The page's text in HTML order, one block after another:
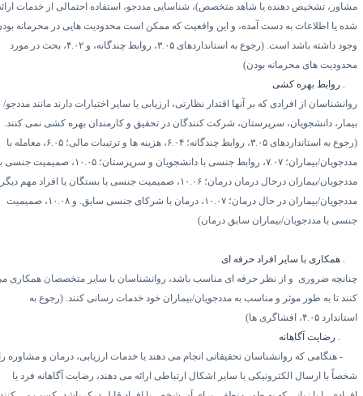
تشخیص دهنده یا شاهد متخصص)، شناسایی مددجو، استفاده احتمالی از خدمات ارائه
یا اطلاعات به دست آمده، و این واقعیت که ممکن است محدودیت هایی در محرمانه بودن
داشته باشد است. (رجوع به استانداردهای۳.۰۵، روابط چندگانه، و ۴.۰۲، بحث در مورد
های محرمانه بودن)
روابط بهره کشی
از افرادی که بر آنها اقتدار نظارتی، ارزیابی یا سایر اختیارات دارند مانند مددجو/
دانشجویان، سرپرستان، شرکت کنندگان در تحقیق و کارمندان بهره کشی نمی کنند.
به استانداردهای۳.۰۵، روابط چندگانه؛۶.۰۴، هزینه ها و ترتیبات مالی؛ ۶.۰۵، معامله با
بیماران؛۷.۰۷، روابط جنسی با دانشجویان و سرپرستان؛۱۰.۰۵ ، صمیمیت جنسی با
بیماران درحال درمان درمان؛۱۰.۰۶ ، صمیمیت جنسی با بستگان یا افراد مهم دیگر
بیماران در حال درمان؛۱۰.۰۷ ، درمان با شرکای جنسی سابق. و ۱۰.۰۸ ، صمیمیت
با مددجویان/بیماران سابق درمان)
همکاری با سایر افراد حرفه ای
ضروری و از نظر حرفه ای مناسب باشد، روانشناسان با سایر متخصصان همکاری می
تا به طور موثر و مناسب به مددجویان/بیماران خود خدمات رسانی کنند. (رجوع به
۴.۰۵، افشاگری ها)
رضایت آگاهانه
هنگامی که روانشناسان تحقیقاتی انجام می دهند یا خدمات ارزیابی، درمان و مشاوره را
با ارسال الکترونیکی یا سایر اشکال ارتباطی ارائه می دهند، رضایت آگاهانه فرد یا